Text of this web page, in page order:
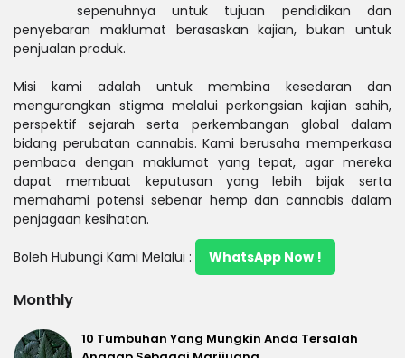
sepenuhnya untuk tujuan pendidikan dan
penyebaran maklumat berasaskan kajian, bukan untuk
penjualan produk.
Misi kami adalah untuk membina kesedaran dan
mengurangkan stigma melalui perkongsian kajian sahih,
perspektif sejarah serta perkembangan global dalam
bidang perubatan cannabis. Kami berusaha memperkasa
pembaca dengan maklumat yang tepat, agar mereka
dapat membuat keputusan yang lebih bijak serta
memahami potensi sebenar hemp dan cannabis dalam
penjagaan kesihatan.
Boleh Hubungi Kami Melalui : WhatsApp Now !
Monthly
10 Tumbuhan Yang Mungkin Anda Tersalah